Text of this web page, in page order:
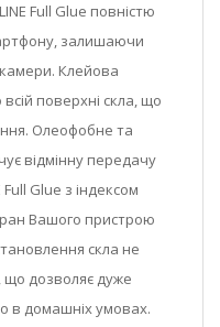
Full Glue повністю
залишаючи
Клейова
поверхні скла, що
Олеофобне та
відмінну передачу
Full Glue з індексом
Вашого пристрою
скла не
що дозволяє дуже
в домашніх умовах.